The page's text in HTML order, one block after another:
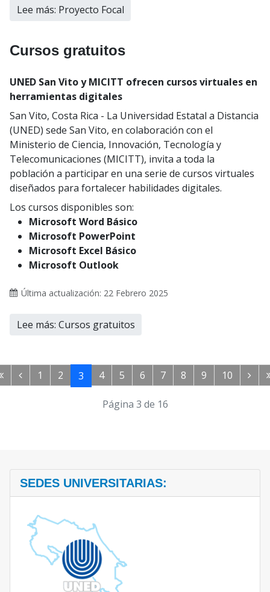
Lee más: Proyecto Focal
Cursos gratuitos
UNED San Vito y MICITT ofrecen cursos virtuales en
herramientas digitales
San Vito, Costa Rica - La Universidad Estatal a Distancia
(UNED) sede San Vito, en colaboración con el
Ministerio de Ciencia, Innovación, Tecnología y
Telecomunicaciones (MICITT), invita a toda la
población a participar en una serie de cursos virtuales
diseñados para fortalecer habilidades digitales.
Los cursos disponibles son:
Microsoft Word Básico
Microsoft PowerPoint
Microsoft Excel Básico
Microsoft Outlook
Última actualización: 22 Febrero 2025
Lee más: Cursos gratuitos
1 2 3 4 5 6 7 8 9 10
Página 3 de 16
SEDES UNIVERSITARIAS: